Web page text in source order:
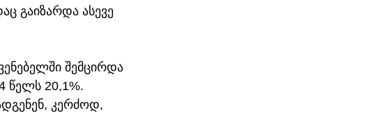
გაიზარდა ასევე
შემცირდა
წელს 20,1%.
კერძოდ,